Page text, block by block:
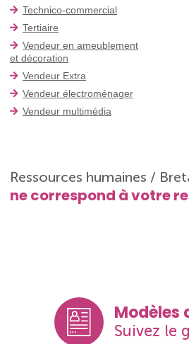
Technico-commercial
Tertiaire
Vendeur en ameublement
et décoration
Vendeur Extra
Vendeur électroménager
Vendeur multimédia
Ressources humaines /
ne correspond à votre
Modèles
Suivez le